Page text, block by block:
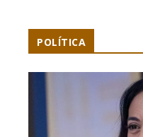
POLÍTICA